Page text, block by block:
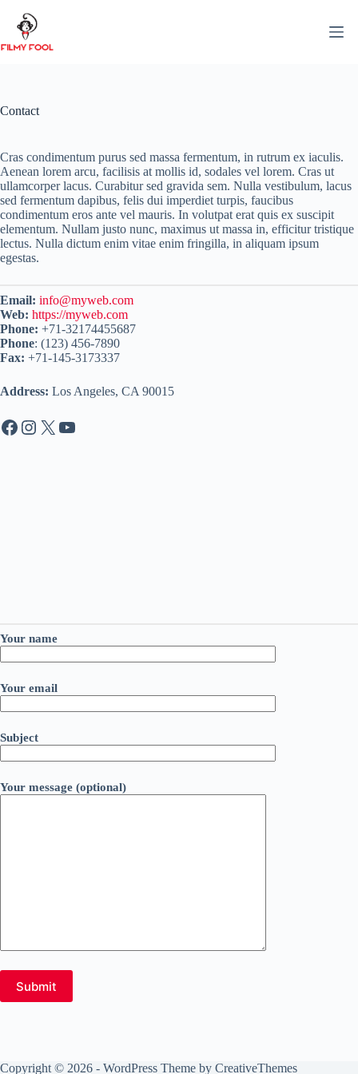
content
Contact
Cras condimentum purus sed massa fermentum, in rutrum ex iaculis.
Aenean lorem arcu, facilisis at mollis id, sodales vel lorem. Cras ut
ullamcorper lacus. Curabitur sed gravida sem. Nulla vestibulum, lacus
sed fermentum dapibus, felis dui imperdiet turpis, faucibus
condimentum eros ante vel mauris. In volutpat erat quis ex suscipit
elementum. Nullam justo nunc, maximus ut massa in, efficitur tristique
lectus. Nulla dictum enim vitae enim fringilla, in aliquam ipsum
egestas.
Email: info@myweb.com
Web: https://myweb.com
Phone: +71-32174455687
Phone: (123) 456-7890
Fax: +71-145-3173337
Address: Los Angeles, CA 90015
Facebook Instagram X YouTube
Your name
Your email
Subject
Your message (optional)
Copyright © 2026 - WordPress Theme by CreativeThemes